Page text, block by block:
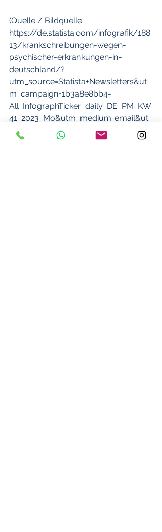
(Quelle / Bildquelle:
https://de.statista.com/infografik/188
13/krankschreibungen-wegen-
psychischer-erkrankungen-in-
deutschland/?
utm_source=Statista+Newsletters&ut
m_campaign=1b3a8e8bb4-
All_InfographTicker_daily_DE_PM_KW
41_2023_Mo&utm_medium=email&ut
m_term=0_662f7ed75e-1b3a8e8bb4-
314590125 )